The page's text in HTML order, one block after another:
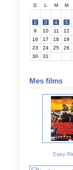
D L M M
2
3 4 5
9
10 11 12
16
17 18 19
23
24 25 26
30
31
Mes films
Easy